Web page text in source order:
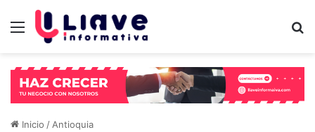
Menú
Inicio / Antioquia